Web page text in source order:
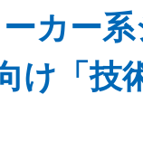
カー
け「技